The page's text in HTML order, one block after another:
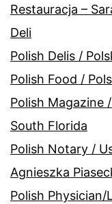
Restauracja –
Deli
Polish Delis /
Polish Food /
Polish Magazine
South Florida
Polish Notary /
Agnieszka
Polish Physician/